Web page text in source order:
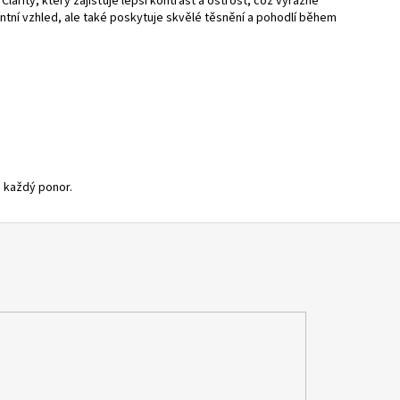
vzhled, ale také poskytuje skvělé těsnění a pohodlí během
ponor.